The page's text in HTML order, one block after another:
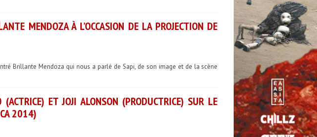
MENDOZA À L’OCCASION DE LA PROJECTION DE
Brillante Mendoza qui nous a parlé de Sapi, de son image et de la scène
ET JOJI ALONSON (PRODUCTRICE) SUR LE
2014)